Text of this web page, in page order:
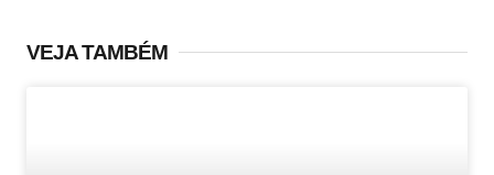
VEJA TAMBÉM